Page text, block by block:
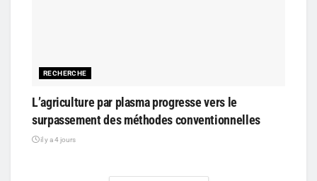
RECHERCHE
L’agriculture par plasma progresse vers le
surpassement des méthodes conventionnelles
il y a 4 jours